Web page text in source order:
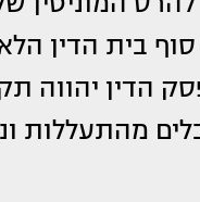
בית הדין
הדין יהווה
מהתעללות